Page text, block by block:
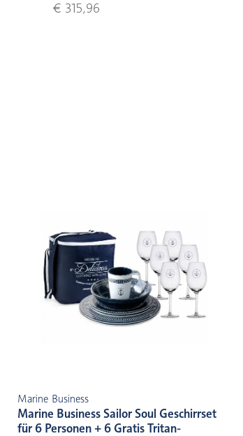
€ 315,96
Marine Business
Marine Business Sailor Soul Geschirrset
für 6 Personen + 6 Gratis Tritan-